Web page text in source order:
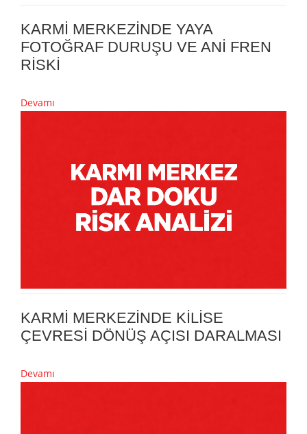
KARMİ MERKEZİNDE YAYA
FOTOĞRAF DURUŞU VE ANİ FREN
RİSKİ
Devamı
KARMİ MERKEZİNDE KİLİSE
ÇEVRESİ DÖNÜŞ AÇISI DARALMASI
Devamı